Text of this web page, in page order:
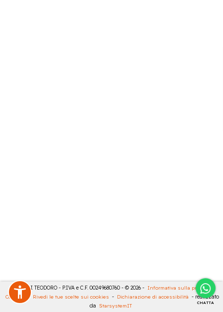
CHATTA
MASULLI TEODORO - P.IVA e C.F. 00249680760 - © 2026 - Informativa sulla privacy -
Cookies
- Rivedi le tue scelte sui cookies - Dichiarazione di accessibilità - realizzato
da StarsystemIT